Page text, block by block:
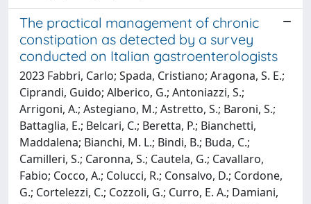
The practical management of chronic
constipation as detected by a survey
conducted on Italian gastroenterologists
2023 Fabbri, Carlo; Spada, Cristiano; Aragona, S. E.;
Ciprandi, Guido; Alberico, G.; Antoniazzi, S.;
Arrigoni, A.; Astegiano, M.; Astretto, S.; Baroni, S.;
Battaglia, E.; Belcari, C.; Beretta, P.; Bianchetti,
Maddalena; Bianchi, M. L.; Bindi, B.; Buda, C.;
Camilleri, S.; Caronna, S.; Cautela, G.; Cavallaro,
Fabio; Cocco, A.; Colucci, R.; Consalvo, D.; Cordone,
G.; Cortelezzi, C.; Cozzoli, G.; Curro, E. A.; Damiani,